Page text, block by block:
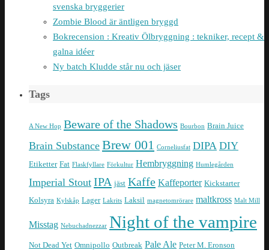
svenska bryggerier
Zombie Blood är äntligen bryggd
Bokrecension : Kreativ Ölbryggning : tekniker, recept &
galna idéer
Ny batch Kludde står nu och jäser
Tags
A New Hop Beware of the Shadows Bourbon Brain Juice
Brain Substance Brew 001 Corneliusfat DIPA DIY
Etiketter Fat Flaskfyllare Förkultur Hembryggning Humlegården
Imperial Stout IPA jäst Kaffe Kaffeporter Kickstarter
Kolsyra Kylskåp Lager Lakrits Laksil magnetomrörare maltkross Malt Mill
Misstag Nebuchadnezzar Night of the vampire
Not Dead Yet Omnipollo Outbreak Pale Ale Peter M. Eronson